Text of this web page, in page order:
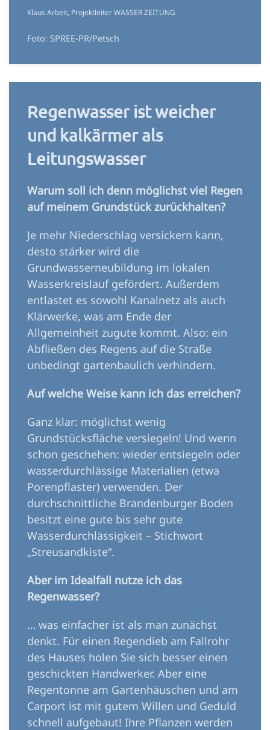
Klaus Arbeit, Projektleiter WASSER ZEITUNG
Foto: SPREE-PR/Petsch
Regenwasser ist weicher
und kalkärmer als
Leitungswasser
Warum soll ich denn möglichst viel Regen
auf meinem Grundstück zurückhalten?
Je mehr Niederschlag versickern kann,
desto stärker wird die
Grundwasserneubildung im lokalen
Wasserkreislauf gefördert. Außerdem
entlastet es sowohl Kanalnetz als auch
Klärwerke, was am Ende der
Allgemeinheit zugute kommt. Also: ein
Abfließen des Regens auf die Straße
unbedingt gartenbaulich verhindern.
Auf welche Weise kann ich das erreichen?
Ganz klar: möglichst wenig
Grundstücksfläche versiegeln! Und wenn
schon geschehen: wieder entsiegeln oder
wasserdurchlässige Materialien (etwa
Porenpflaster) verwenden. Der
durchschnittliche Brandenburger Boden
besitzt eine gute bis sehr gute
Wasserdurchlässigkeit – Stichwort
„Streusandkiste“.
Aber im Idealfall nutze ich das
Regenwasser?
… was einfacher ist als man zunächst
denkt. Für einen Regendieb am Fallrohr
des Hauses holen Sie sich besser einen
geschickten Handwerker. Aber eine
Regentonne am Gartenhäuschen und am
Carport ist mit gutem Willen und Geduld
schnell aufgebaut! Ihre Pflanzen werden